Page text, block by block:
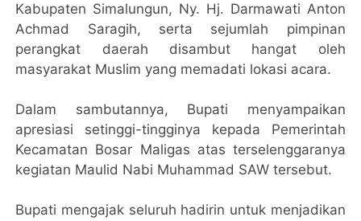
Kabupaten Simalungun, Ny. Hj. Darmawati Anton
Achmad Saragih, serta sejumlah pimpinan
perangkat daerah disambut hangat oleh
masyarakat Muslim yang memadati lokasi acara.
Dalam sambutannya, Bupati menyampaikan
apresiasi setinggi-tingginya kepada Pemerintah
Kecamatan Bosar Maligas atas terselenggaranya
kegiatan Maulid Nabi Muhammad SAW tersebut.
Bupati mengajak seluruh hadirin untuk menjadikan